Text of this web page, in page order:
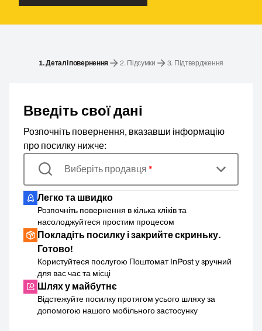
1.Деталі повернення 2. Підсумки 3. Підтвердження
Введіть свої дані
Розпочніть повернення, вказавши інформацію
про посилку нижче:
Виберіть продавця*
Легко та швидко
Розпочніть повернення в кілька кліків та
насолоджуйтеся простим процесом
Покладіть посилку і закрийте скриньку.
Готово!
Користуйтеся послугою Поштомат InPost у зручний
для вас час та місці
Шлях у майбутнє
Відстежуйте посилку протягом усього шляху за
допомогою нашого мобільного застосунку